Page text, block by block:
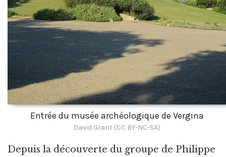
Entrée du musée archéologique de Vergina
David Grant (CC BY-NC-SA)
Depuis la découverte du groupe de Philippe